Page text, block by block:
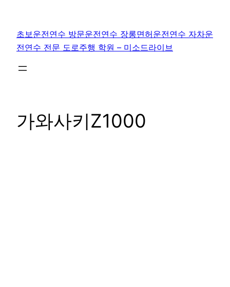
초보운전연수 방문운전연수 장롱면허운전연수 자차운
전연수 전문 도로주행 학원 – 미소드라이브
가와사키Z1000